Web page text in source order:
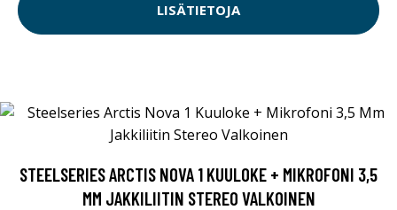
LISÄTIETOJA
STEELSERIES ARCTIS NOVA 1 KUULOKE + MIKROFONI 3,5
MM JAKKILIITIN STEREO VALKOINEN